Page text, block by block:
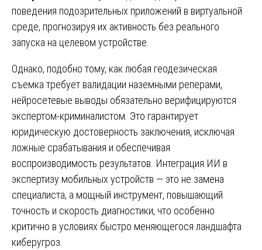
поведения подозрительных приложений в виртуальной
среде, прогнозируя их активность без реального
запуска на целевом устройстве.
Однако, подобно тому, как любая геодезическая
съемка требует валидации наземными реперами,
нейросетевые выводы обязательно верифицируются
экспертом-криминалистом. Это гарантирует
юридическую достоверность заключения, исключая
ложные срабатывания и обеспечивая
воспроизводимость результатов. Интеграция ИИ в
экспертизу мобильных устройств — это не замена
специалиста, а мощный инструмент, повышающий
точность и скорость диагностики, что особенно
критично в условиях быстро меняющегося ландшафта
киберугроз.